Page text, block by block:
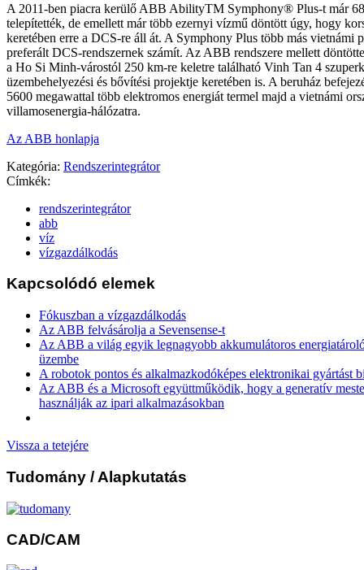
A 2011-ben piacra kerülő ABB AbilityTM Symphony® Plus-t már
telepítették, de emellett már több ezernyi vízmű döntött úgy, hogy
keretében erre a DCS-re áll át. A Symphony Plus több más vietnámi
preferált DCS-rendszernek számít. Az ABB rendszere mellett
a Ho Si Minh-várostól 250 km-re keletre található Vinh Tan 4
üzembehelyezési és bővítési projektje keretében is. A beruház
5600 megawattal több elektromos energiát termel majd a vietnámi
villamosenergia-hálózatra.
Az ABB honlapja
Kategória: Rendszerintegrátor
Címkék:
rendszerintegrátor
abb
víz
vízgazdálkodás
Kapcsolódó elemek
Fókuszban a vízgazdálkodás
Az ABB felvásárolja a Sevensense-t
Az ABB a világ egyik legnagyobb akkumulátoros
üzembe
A robotok pontos és alkalmazkodóképes elektronikai gyártást
Az ABB és a Microsoft együttműködik, hogy a generatív
használják az ipari alkalmazásokban
Vissza a tetejére
Tudomány / Alapkutatás
CAD/CAM